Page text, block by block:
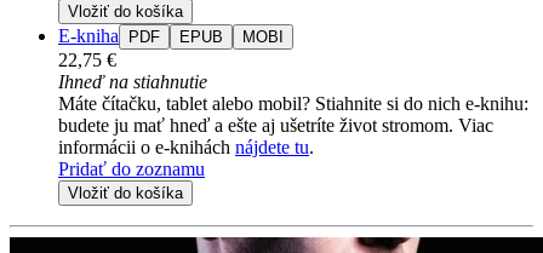
Vložiť do košíka
E-kniha PDF EPUB MOBI
22,75 €
Ihneď na stiahnutie
Máte čítačku, tablet alebo mobil? Stiahnite si do nich e-knihu:
budete ju mať hneď a ešte aj ušetríte život stromom. Viac
informácii o e-knihách nájdete tu.
Pridať do zoznamu
Vložiť do košíka